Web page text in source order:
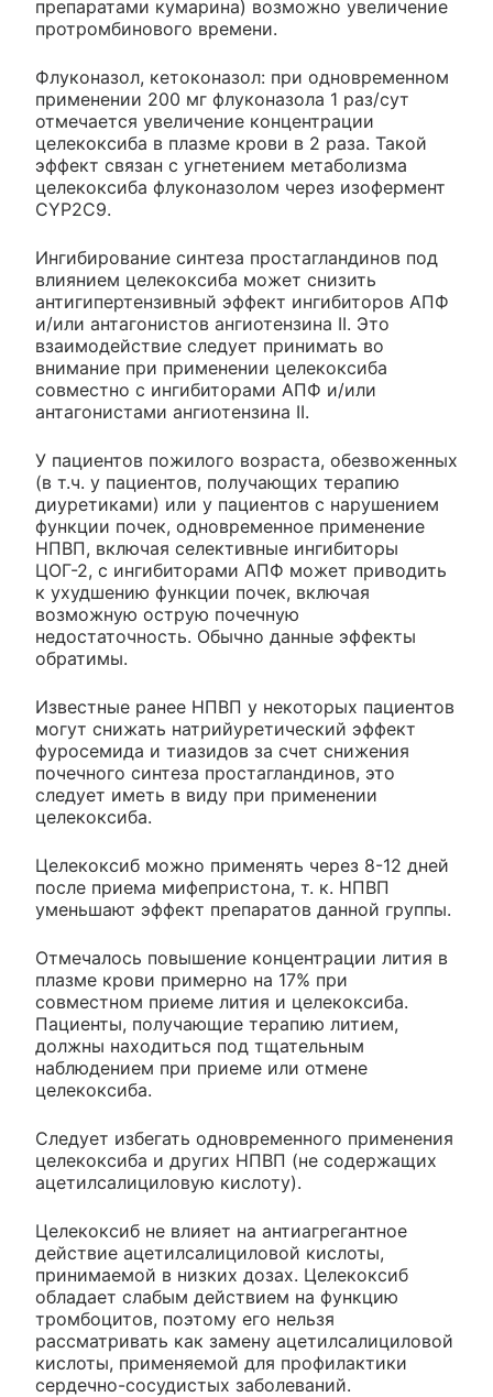
препаратами кумарина) возможно увеличение
протромбинового времени.
Флуконазол, кетоконазол: при одновременном
применении 200 мг флуконазола 1 раз/сут
отмечается увеличение концентрации
целекоксиба в плазме крови в 2 раза. Такой
эффект связан с угнетением метаболизма
целекоксиба флуконазолом через изофермент
CYP2C9.
Ингибирование синтеза простагландинов под
влиянием целекоксиба может снизить
антигипертензивный эффект ингибиторов АПФ
и/или антагонистов ангиотензина II. Это
взаимодействие следует принимать во
внимание при применении целекоксиба
совместно с ингибиторами АПФ и/или
антагонистами ангиотензина II.
У пациентов пожилого возраста, обезвоженных
(в т.ч. у пациентов, получающих терапию
диуретиками) или у пациентов с нарушением
функции почек, одновременное применение
НПВП, включая селективные ингибиторы
ЦОГ-2, с ингибиторами АПФ может приводить
к ухудшению функции почек, включая
возможную острую почечную
недостаточность. Обычно данные эффекты
обратимы.
Известные ранее НПВП у некоторых пациентов
могут снижать натрийуретический эффект
фуросемида и тиазидов за счет снижения
почечного синтеза простагландинов, это
следует иметь в виду при применении
целекоксиба.
Целекоксиб можно применять через 8-12 дней
после приема мифепристона, т. к. НПВП
уменьшают эффект препаратов данной группы.
Отмечалось повышение концентрации лития в
плазме крови примерно на 17% при
совместном приеме лития и целекоксиба.
Пациенты, получающие терапию литием,
должны находиться под тщательным
наблюдением при приеме или отмене
целекоксиба.
Следует избегать одновременного применения
целекоксиба и других НПВП (не содержащих
ацетилсалициловую кислоту).
Целекоксиб не влияет на антиагрегантное
действие ацетилсалициловой кислоты,
принимаемой в низких дозах. Целекоксиб
обладает слабым действием на функцию
тромбоцитов, поэтому его нельзя
рассматривать как замену ацетилсалициловой
кислоты, применяемой для профилактики
сердечно-сосудистых заболеваний.